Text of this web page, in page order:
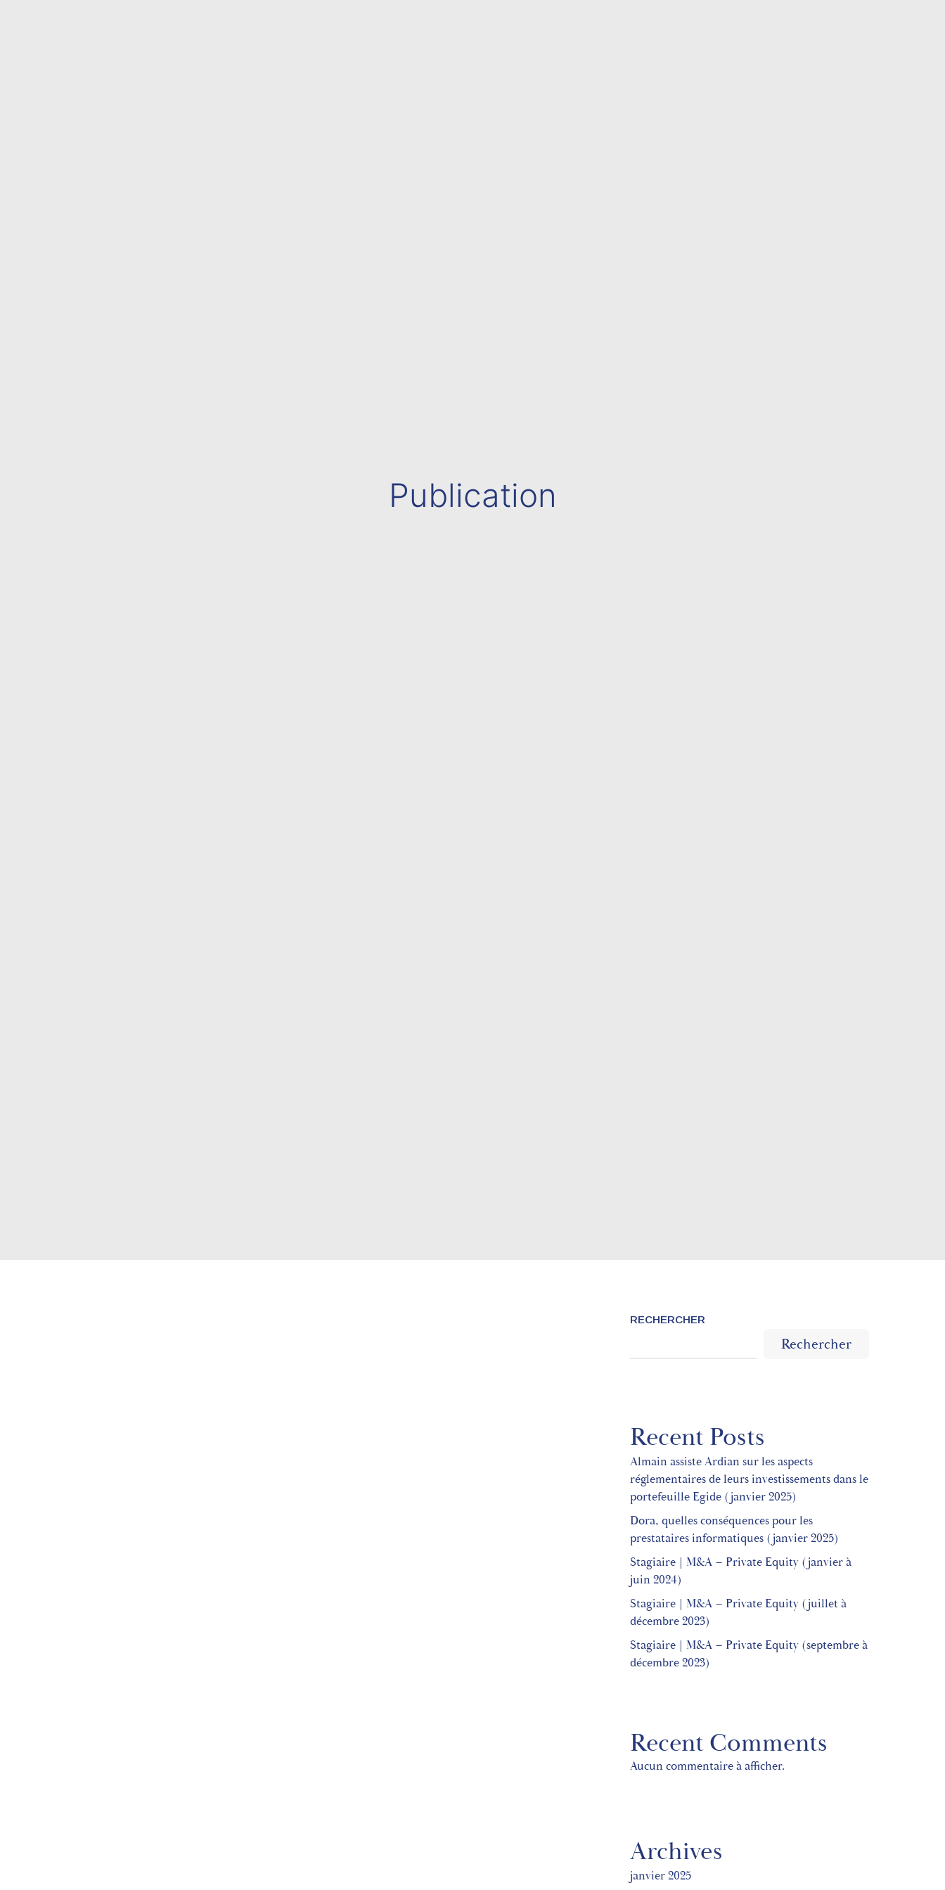
Publication
RECHERCHER
Rechercher
Recent Posts
Almain assiste Ardian sur les aspects
réglementaires de leurs investissements dans le
portefeuille Egide (janvier 2025)
Dora, quelles conséquences pour les
prestataires informatiques (janvier 2025)
Stagiaire | M&A – Private Equity (janvier à
juin 2024)
Stagiaire | M&A – Private Equity (juillet à
décembre 2023)
Stagiaire | M&A – Private Equity (septembre à
décembre 2023)
Recent Comments
Aucun commentaire à afficher.
Archives
janvier 2025